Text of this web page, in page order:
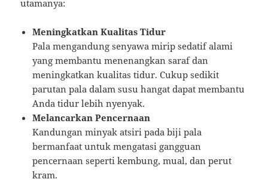
utamanya:
Meningkatkan Kualitas Tidur
Pala mengandung senyawa mirip sedatif alami
yang membantu menenangkan saraf dan
meningkatkan kualitas tidur. Cukup sedikit
parutan pala dalam susu hangat dapat membantu
Anda tidur lebih nyenyak.
Melancarkan Pencernaan
Kandungan minyak atsiri pada biji pala
bermanfaat untuk mengatasi gangguan
pencernaan seperti kembung, mual, dan perut
kram.